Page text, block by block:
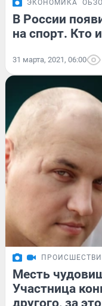
ЭКОНОМИКА
В России
на спорт. Кто
31 марта, 2021, 06:00
Месть
Участница